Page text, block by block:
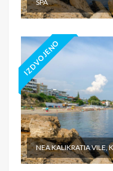
SPA
IZDVOJENO
NEA KALIKRATIA VILE,